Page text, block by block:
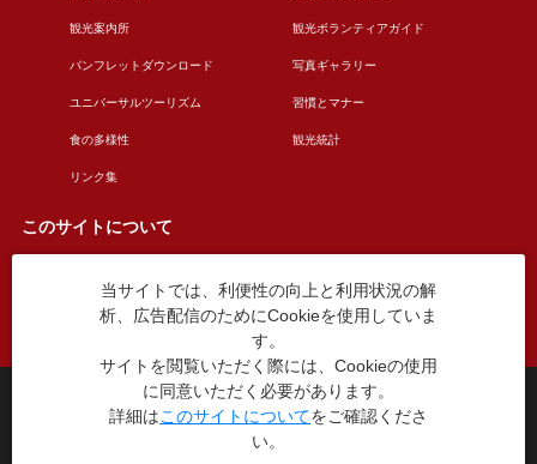
観光案内所 観光ボランティアガイド
パンフレットダウンロード 写真ギャラリー
ユニバーサルツーリズム 習慣とマナー
食の多様性 観光統計
リンク集
このサイトについて
このサイトについて 広告掲載について
お問い合わせ
台東区役所観光課
〒110-8615 東京都台東区東上野4丁目5番6号
TEL：03-5246-1151
当サイトでは、利便性の向上と利用状況の解
析、広告配信のためにCookieを使用していま
す。
サイトを閲覧いただく際には、Cookieの使用
に同意いただく必要があります。
詳細はこのサイトについてをご確認くださ
い。